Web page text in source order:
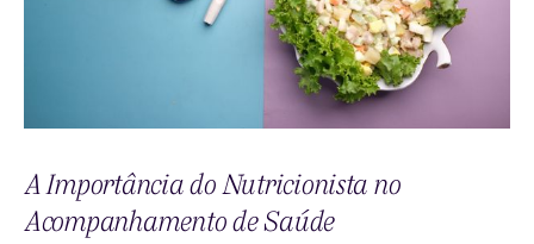
A Importância do Nutricionista no
Acompanhamento de Saúde